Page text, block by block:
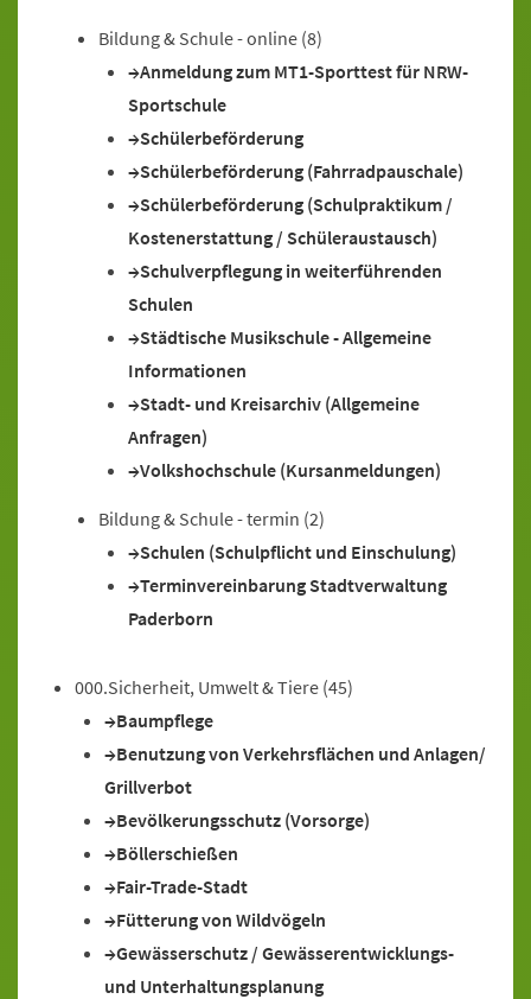
Bildung & Schule - online (8)
Anmeldung zum MT1-Sporttest für NRW-
Sportschule
Schülerbeförderung
Schülerbeförderung (Fahrradpauschale)
Schülerbeförderung (Schulpraktikum /
Kostenerstattung / Schüleraustausch)
Schulverpflegung in weiterführenden
Schulen
Städtische Musikschule - Allgemeine
Informationen
Stadt- und Kreisarchiv (Allgemeine
Anfragen)
Volkshochschule (Kursanmeldungen)
Bildung & Schule - termin (2)
Schulen (Schulpflicht und Einschulung)
Terminvereinbarung Stadtverwaltung
Paderborn
000.Sicherheit, Umwelt & Tiere (45)
Baumpflege
Benutzung von Verkehrsflächen und Anlagen/
Grillverbot
Bevölkerungsschutz (Vorsorge)
Böllerschießen
Fair-Trade-Stadt
Fütterung von Wildvögeln
Gewässerschutz / Gewässerentwicklungs-
und Unterhaltungsplanung